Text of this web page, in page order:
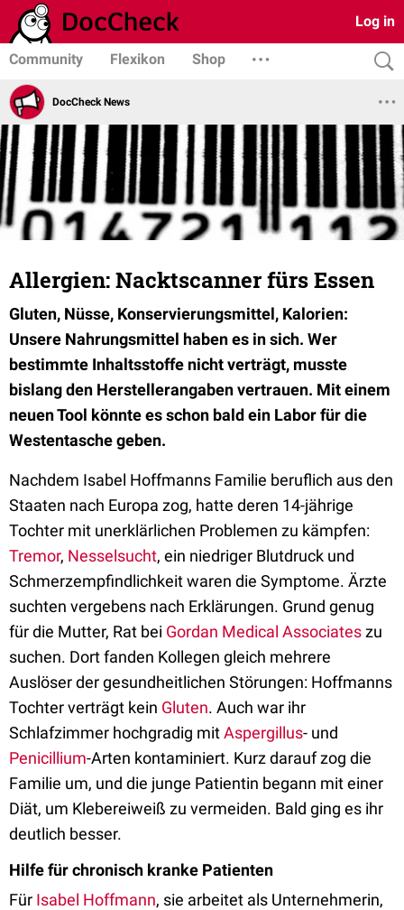
Log in
Community Flexikon Shop
DocCheck News
Allergien: Nacktscanner fürs Essen
Gluten, Nüsse, Konservierungsmittel, Kalorien:
Unsere Nahrungsmittel haben es in sich. Wer
bestimmte Inhaltsstoffe nicht verträgt, musste
bislang den Herstellerangaben vertrauen. Mit einem
neuen Tool könnte es schon bald ein Labor für die
Westentasche geben.
Nachdem Isabel Hoffmanns Familie beruflich aus den
Staaten nach Europa zog, hatte deren 14-jährige
Tochter mit unerklärlichen Problemen zu kämpfen:
Tremor, Nesselsucht, ein niedriger Blutdruck und
Schmerzempfindlichkeit waren die Symptome. Ärzte
suchten vergebens nach Erklärungen. Grund genug
für die Mutter, Rat bei Gordan Medical Associateszu
suchen. Dort fanden Kollegen gleich mehrere
Auslöser der gesundheitlichen Störungen: Hoffmanns
Tochter verträgt kein Gluten. Auch war ihr
Schlafzimmer hochgradig mitAspergillus- und
Penicillium-Arten kontaminiert. Kurz darauf zog die
Familie um, und die junge Patientin begann mit einer
Diät, um Klebereiweiß zu vermeiden. Bald ging es ihr
deutlich besser.
Hilfe für chronisch kranke Patienten
Für Isabel Hoffmann, sie arbeitet als Unternehmerin,